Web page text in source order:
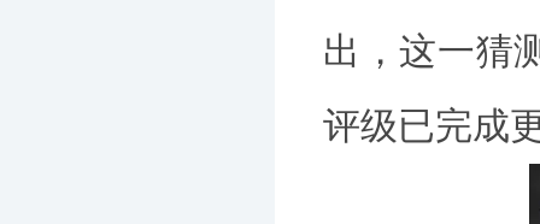
出，这一猜
评级已完成